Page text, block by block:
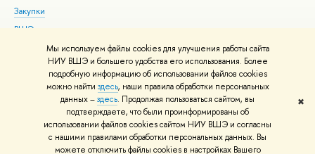
Мы используем файлы cookies для улучшения работы сайта
НИУ ВШЭ и большего удобства его использования. Более
подробную информацию об использовании файлов cookies
можно найти здесь, наши правила обработки персональных
данных –здесь. Продолжая пользоваться сайтом, вы
подтверждаете, что были проинформированы об
использовании файлов cookies сайтом НИУ ВШЭ и согласны
с нашими правилами обработки персональных данных. Вы
можете отключить файлы cookies в настройках Вашего
✖
Закупки
ВШЭ для студентов с ограниченными возможностями
здоровья и инвалидностью
Версия для слабовидящих
Единая платежная страница
© НИУ ВШЭ 1993–2026 Адреса и контакты Условия использования
материалов Политика конфиденциальности Карта сайта
Шрифты HSE Sans и HSE Slab разработаны вШколе дизайна НИУ ВШЭ